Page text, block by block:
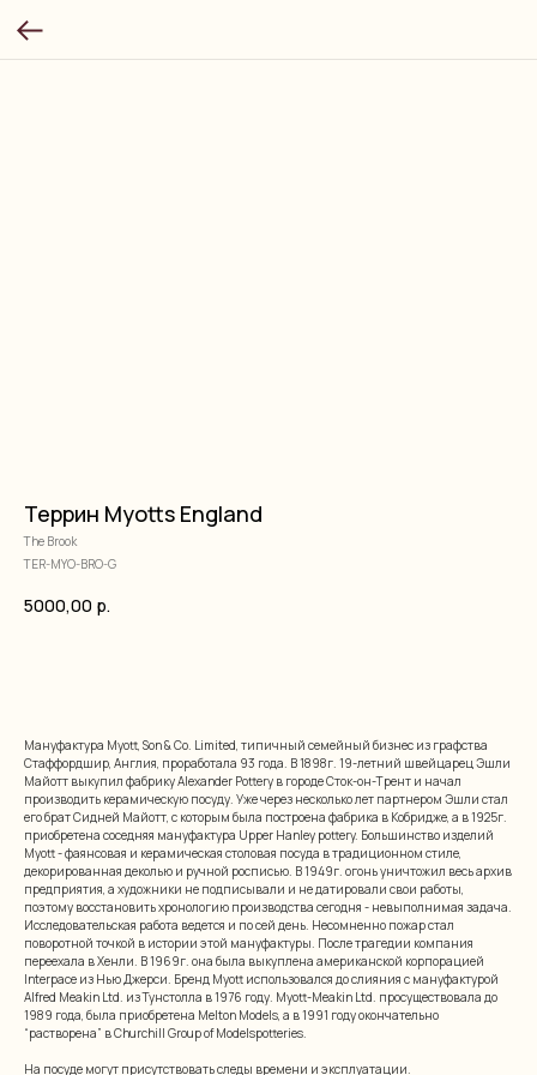
Террин Myotts England
The Brook
TER-MYO-BRO-G
5000,00 р.
Мануфактура Myott, Son & Co. Limited, типичный семейный бизнес из графства
Стаффордшир, Англия, проработала 93 года. В 1898г. 19-летний швейцарец Эшли
Майотт выкупил фабрику Alexander Pottery в городе Сток-он-Трент и начал
производить керамическую посуду. Уже через несколько лет партнером Эшли стал
его брат Сидней Майотт, с которым была построена фабрика в Кобридже, а в 1925г.
приобретена соседняя мануфактура Upper Hanley pottery. Большинство изделий
Myott - фаянсовая и керамическая столовая посуда в традиционном стиле,
декорированная деколью и ручной росписью. В 1949г. огонь уничтожил весь архив
предприятия, а художники не подписывали и не датировали свои работы,
поэтому восстановить хронологию производства сегодня - невыполнимая задача.
Исследовательская работа ведется и по сей день. Несомненно пожар стал
поворотной точкой в истории этой мануфактуры. После трагедии компания
переехала в Хенли. В 1969г. она была выкуплена американской корпорацией
Interpace из Нью Джерси. Бренд Myott использовался до слияния с мануфактурой
Alfred Meakin Ltd. из Тунстолла в 1976 году. Myott-Meakin Ltd. просуществовала до
1989 года, была приобретена Melton Models, а в 1991 году окончательно
“растворена” в Churchill Group of Modelspotteries.
На посуде могут присутствовать следы времени и эксплуатации.